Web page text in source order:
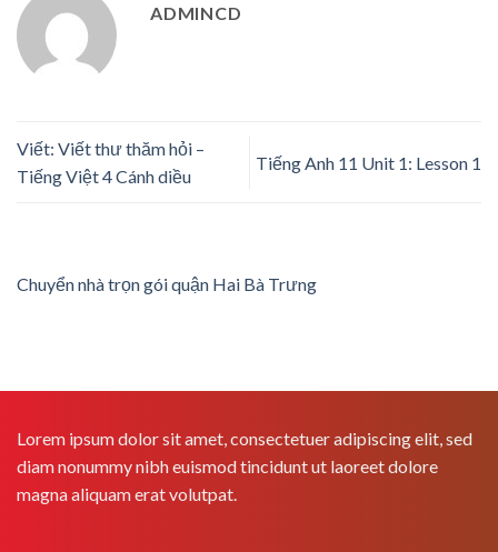
ADMINCD
Viết: Viết thư thăm hỏi –
Tiếng Việt 4 Cánh diều
Tiếng Anh 11 Unit 1: Lesson 1
Chuyển nhà trọn gói quận Hai Bà Trưng
Lorem ipsum dolor sit amet, consectetuer adipiscing elit, sed
diam nonummy nibh euismod tincidunt ut laoreet dolore
magna aliquam erat volutpat.